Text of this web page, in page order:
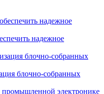
надежное
блочно-собранных